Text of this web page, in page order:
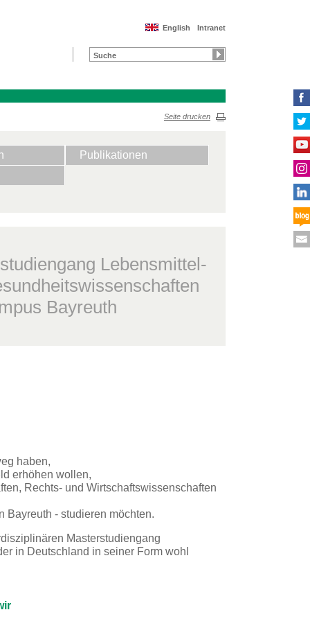
Intranet
English
Seite drucken
Publikationen
Lebensmittel-
Bayreuth
haben,
erhöhen wollen,
Rechts- und Wirtschaftswissenschaften
Bayreuth - studieren möchten.
Masterstudiengang
in Deutschland in seiner Form wohl